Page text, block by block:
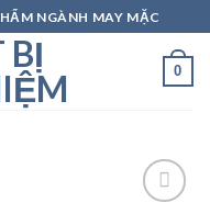
NGÀNH MAY MẶC
0